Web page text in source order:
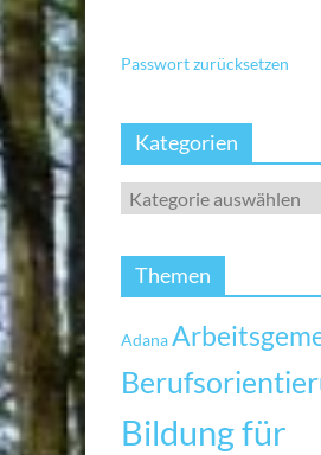
Passwort zurücksetzen
Kategorien
Themen
Adana
Bildung für